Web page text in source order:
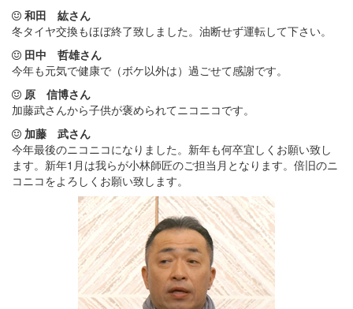
和田 紘さん
冬タイヤ交換もほぼ終了致しました。油断せず運転して下さい。
田中 哲雄さん
今年も元気で健康で（ボケ以外は）過ごせて感謝です。
原 信博さん
加藤武さんから子供が褒められてニコニコです。
加藤 武さん
今年最後のニコニコになりました。新年も何卒宜しくお願い致し
ます。新年1月は我らが小林師匠のご担当月となります。倍旧のニ
コニコをよろしくお願い致します。